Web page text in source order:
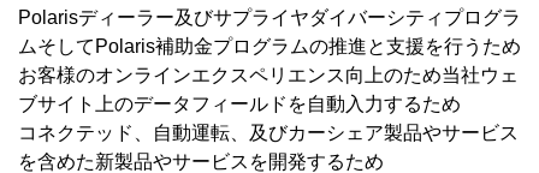
Polarisディーラー及びサプライヤダイバーシティプログラ
ムそしてPolaris補助金プログラムの推進と支援を行うため
お客様のオンラインエクスペリエンス向上のため当社ウェ
ブサイト上のデータフィールドを自動入力するため
コネクテッド、自動運転、及びカーシェア製品やサービス
を含めた新製品やサービスを開発するため